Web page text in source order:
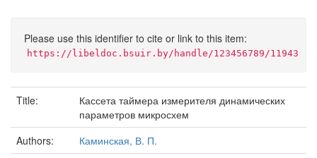
Please use this identifier to cite or link to this item:
https://libeldoc.bsuir.by/handle/123456789/11943
Title:
Кассета таймера измерителя динамических
параметров микросхем
Authors:
Каминская, В. П.